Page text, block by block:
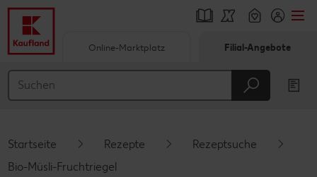
Hauptinhalt
Schwebender Seitenbereich
Online-Marktplatz Filial-Angebote
Startseite Rezepte
Rezeptsuche
Bio-Müsli-Fruchtriegel